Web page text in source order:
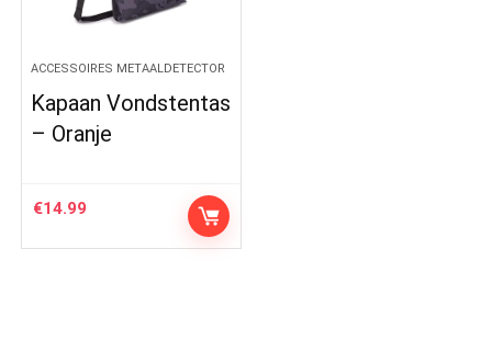
ACCESSOIRES METAALDETECTOR
Kapaan Vondstentas
– Oranje
€14.99